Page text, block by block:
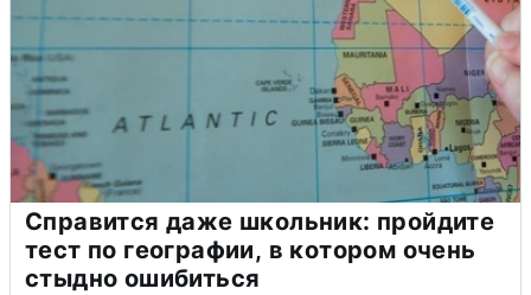
Справится даже школьник: пройдите
тест по географии, в котором очень
стыдно ошибиться